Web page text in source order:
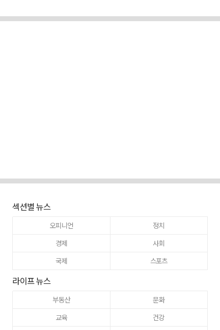
섹션별 뉴스
오피니언
정치
경제
사회
국제
스포츠
라이프 뉴스
부동산
문화
교육
건강